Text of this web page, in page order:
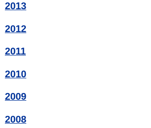
2013
2012
2011
2010
2009
2008